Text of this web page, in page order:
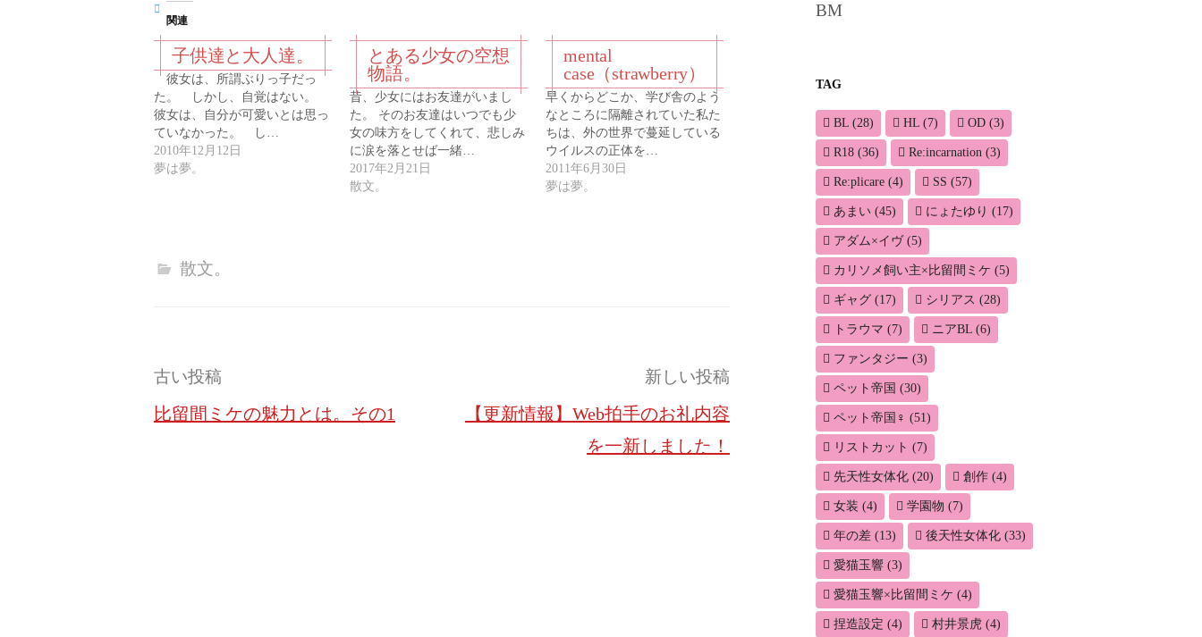
関連
子供達と大人達。
彼女は、所謂ぶりっ子だっ
た。 しかし、自覚はない。
彼女は、自分が可愛いとは思っ
ていなかった。 し…
2010年12月12日
夢は夢。
とある少女の空想
物語。
昔、少女にはお友達がいまし
た。 そのお友達はいつでも少
女の味方をしてくれて、悲しみ
に涙を落とせば一緒…
2017年2月21日
散文。
mental
case（strawberry）
早くからどこか、学び舎のよう
なところに隔離されていた私た
ちは、外の世界で蔓延している
ウイルスの正体を…
2011年6月30日
夢は夢。
散文。
投
稿
古い投稿
比留間ミケの魅力とは。その1
新しい投稿
【更新情報】Web拍手のお礼内容
を一新しました！
BM
TAG
BL (28) HL (7) OD (3)
R18 (36) Re:incarnation (3)
Re:plicare (4) SS (57)
あまい (45) にょたゆり (17)
アダム×イヴ(5)
カリソメ飼い主×比留間ミケ (5)
ギャグ (17) シリアス (28)
トラウマ (7) ニアBL (6)
ファンタジー (3)
ペット帝国 (30)
ペット帝国♀ (51)
リストカット (7)
先天性女体化 (20) 創作 (4)
女装 (4) 学園物 (7)
年の差 (13) 後天性女体化 (33)
愛猫玉響 (3)
愛猫玉響×比留間ミケ (4)
捏造設定 (4) 村井景虎 (4)